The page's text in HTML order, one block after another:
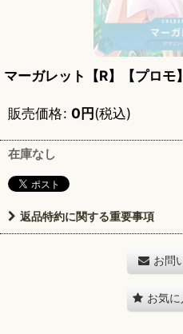
マーガレット【R】【プロモ
販売価格: 0円(税込)
在庫なし
返品特約に関する重要事項
お問
お気